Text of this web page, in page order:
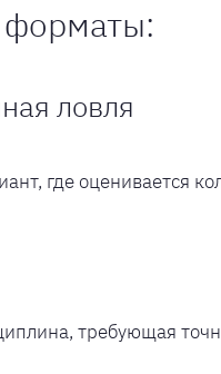
ловля
где оценивается
требующая